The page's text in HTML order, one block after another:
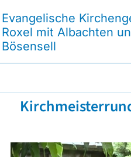
Evangelische
Roxel mit Albachten
Bösensell